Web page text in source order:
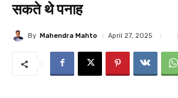
सकते थे पनाह
By Mahendra Mahto April 27, 2025